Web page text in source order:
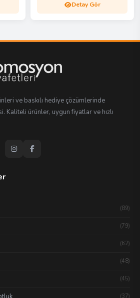
Detay Gör
ve baskılı hediye çözümlerinde
Kaliteli ürünler, uygun fiyatlar ve hızlı
(89)
(79)
(62)
(48)
(45)
(37)